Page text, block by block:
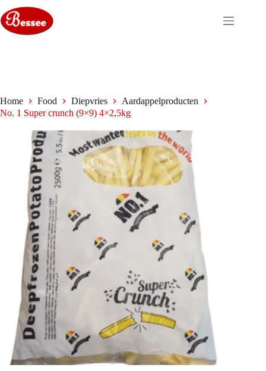
naar
de
inhoud
Home Food Diepvries
Aardappelproducten
No. 1 Super crunch (9×9) 4×2,5kg